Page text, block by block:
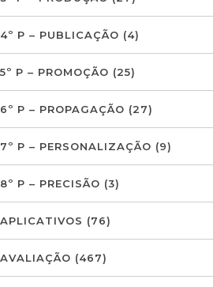
4º P – PUBLICAÇÃO (4)
5º P – PROMOÇÃO (25)
6º P – PROPAGAÇÃO (27)
7º P – PERSONALIZAÇÃO (9)
8º P – PRECISÃO (3)
APLICATIVOS (76)
AVALIAÇÃO (467)